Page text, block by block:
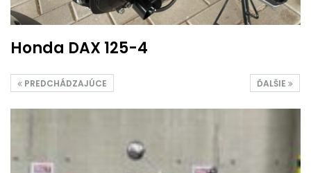
Honda DAX 125-4
ĎALŠIE
PREDCHÁDZAJÚCE